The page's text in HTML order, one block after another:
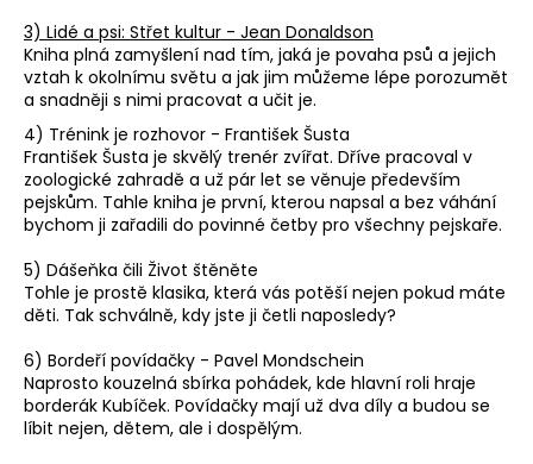
3) Lidé a psi: Střet kultur - Jean Donaldson
Kniha plná zamyšlení nad tím, jaká je povaha psů a jejich
vztah k okolnímu světu a jak jim můžeme lépe porozumět
a snadněji s nimi pracovat a učit je.
4) Trénink je rozhovor - František Šusta
František Šusta je skvělý trenér zvířat. Dříve pracoval v
zoologické zahradě a už pár let se věnuje především
pejskům. Tahle kniha je první, kterou napsal a bez váhání
bychom ji zařadili do povinné četby pro všechny pejskaře.
5) Dášeňka čili Život štěněte
Tohle je prostě klasika, která vás potěší nejen pokud máte
děti. Tak schválně, kdy jste ji četli naposledy?
6) Bordeří povídačky - Pavel Mondschein
Naprosto kouzelná sbírka pohádek, kde hlavní roli hraje
borderák Kubíček. Povídačky mají už dva díly a budou se
líbit nejen, dětem, ale i dospělým.
HLEDAT
D
o
p
o
u
č
u
j
e
m
e